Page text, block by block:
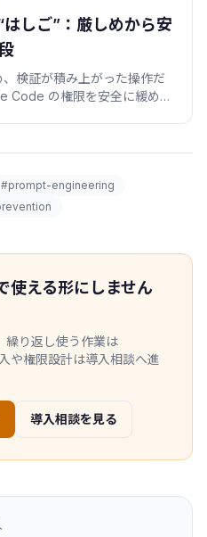
しご”：厳しめから安
検証が積み上がった操作だ
Code の権限を安全に緩める
#prompt-engineering
える形にしません
繰り返し使う作業は
や権限設計は導入相談へ進
導入相談を見る